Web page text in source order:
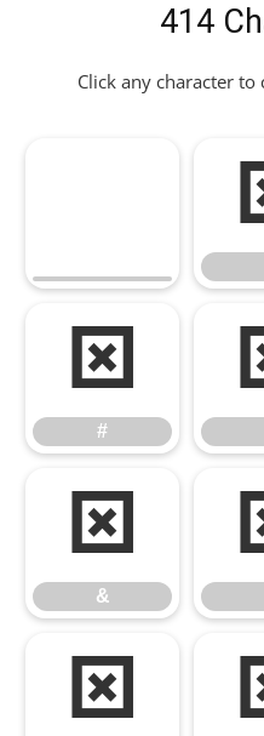
414
Click any character
#
#
&
&
)